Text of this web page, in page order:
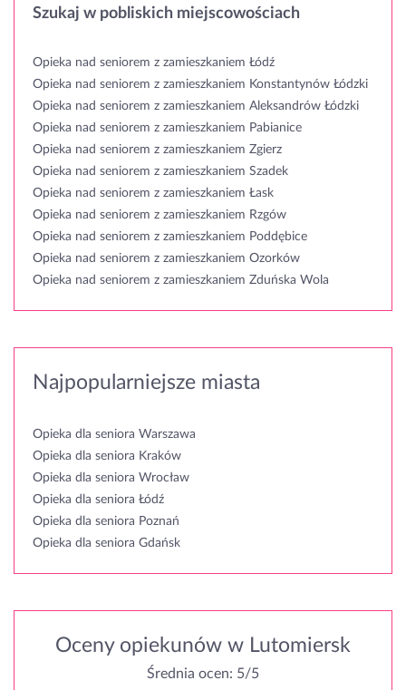
Szukaj w pobliskich miejscowościach
Opieka nad seniorem z zamieszkaniem Łódź
Opieka nad seniorem z zamieszkaniem Konstantynów Łódzki
Opieka nad seniorem z zamieszkaniem Aleksandrów Łódzki
Opieka nad seniorem z zamieszkaniem Pabianice
Opieka nad seniorem z zamieszkaniem Zgierz
Opieka nad seniorem z zamieszkaniem Szadek
Opieka nad seniorem z zamieszkaniem Łask
Opieka nad seniorem z zamieszkaniem Rzgów
Opieka nad seniorem z zamieszkaniem Poddębice
Opieka nad seniorem z zamieszkaniem Ozorków
Opieka nad seniorem z zamieszkaniem Zduńska Wola
Najpopularniejsze miasta
Opieka dla seniora Warszawa
Opieka dla seniora Kraków
Opieka dla seniora Wrocław
Opieka dla seniora Łódź
Opieka dla seniora Poznań
Opieka dla seniora Gdańsk
Oceny opiekunów w Lutomiersk
Średnia ocen: 5/5